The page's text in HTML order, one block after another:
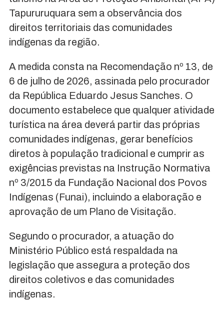
Tapururuquara sem a observância dos
direitos territoriais das comunidades
indígenas da região.
A medida consta na Recomendação nº 13, de
6 de julho de 2026, assinada pelo procurador
da República Eduardo Jesus Sanches. O
documento estabelece que qualquer atividade
turística na área deverá partir das próprias
comunidades indígenas, gerar benefícios
diretos à população tradicional e cumprir as
exigências previstas na Instrução Normativa
nº 3/2015 da Fundação Nacional dos Povos
Indígenas (Funai), incluindo a elaboração e
aprovação de um Plano de Visitação.
Segundo o procurador, a atuação do
Ministério Público está respaldada na
legislação que assegura a proteção dos
direitos coletivos e das comunidades
indígenas.